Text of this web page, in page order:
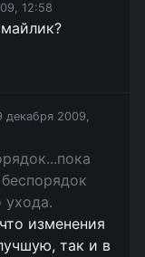
12:58
декабря 2009,
ухода.
изменения
так и в